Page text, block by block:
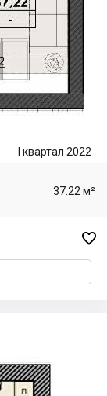
I квартал 2022
37.22 м²
